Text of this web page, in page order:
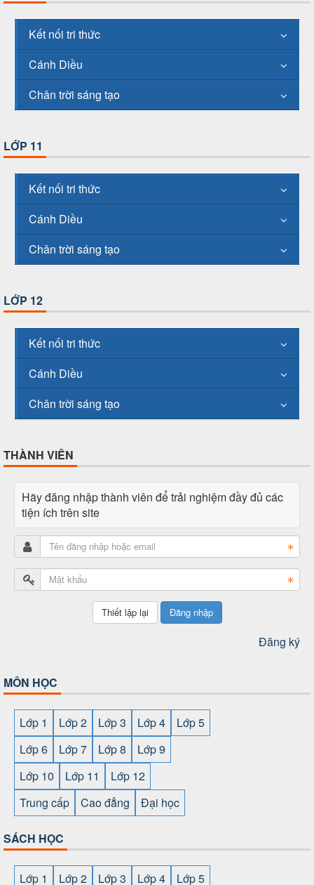
Kết nối tri thức
Cánh Diều
Chân trời sáng tạo
LỚP 11
Kết nối tri thức
Cánh Diều
Chân trời sáng tạo
LỚP 12
Kết nối tri thức
Cánh Diều
Chân trời sáng tạo
THÀNH VIÊN
Hãy đăng nhập thành viên để trải nghiệm đầy đủ các
tiện ích trên site
Đăng nhập
Đăng ký
MÔN HỌC
Lớp 1 Lớp 2 Lớp 3 Lớp 4
Lớp 5
Lớp 6
Lớp 7 Lớp 8
Lớp 9
Lớp 10
Lớp 11
Lớp 12
Trung cấp
Cao đẳng Đại học
SÁCH HỌC
Lớp 1 Lớp 2 Lớp 3 Lớp 4
Lớp 5